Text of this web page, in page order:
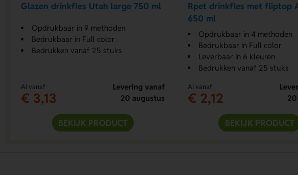
Glazen drinkfles Utah large 750 ml
Opdrukbaar in 9 methoden
Bedrukbaar in Full color
Bedrukken vanaf 25 stuks
Al vanaf
€ 3,13
Levering vanaf
20 augustus
BEKIJK PRODUCT
Rpet drinkfles met fliptop
650 ml
Opdrukbaar in 4 methoden
Bedrukbaar in Full color
Leverbaar in 6 kleuren
Bedrukken vanaf 25 stuks
Al vanaf
€ 2,12
BEKIJK PRODUCT